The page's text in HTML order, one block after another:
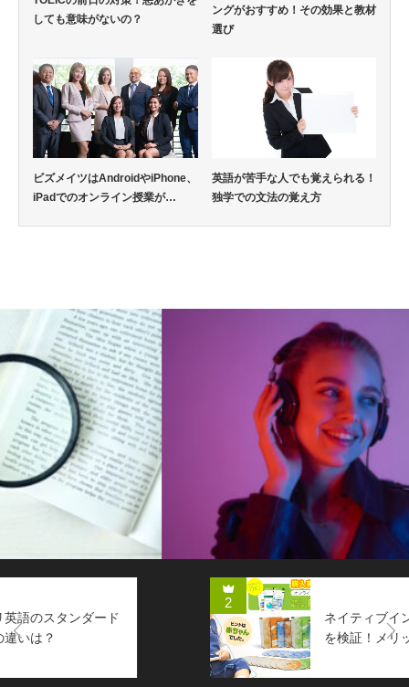
しても意味がないの？
ングがおすすめ！その効果と教材
選び
ビズメイツはAndroidやiPhone、
iPadでのオンライン授業が…
英語が苦手な人でも覚えられる！
独学での文法の覚え方
ネイティブイングリッシュの口コミ
を検証！メリットや教材の評価は？
Next